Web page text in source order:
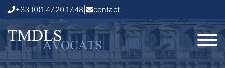
+33 (0)1.47.20.17.48 contact